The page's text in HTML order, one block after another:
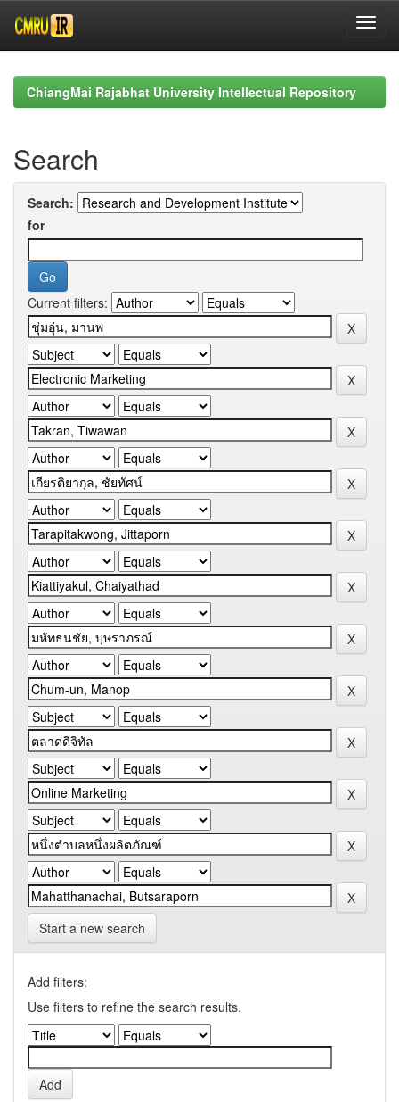
navigationChiangMai Rajabhat University Intellectual Repository
Search
Search:
for
Current filters:
Start a new search
Add filters:
Use filters to refine the search results.